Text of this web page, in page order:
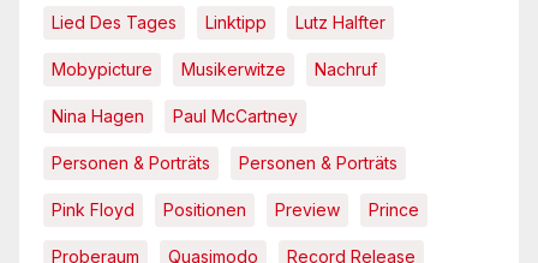
Lied Des Tages Linktipp Lutz Halfter
Mobypicture Musikerwitze Nachruf
Nina Hagen Paul McCartney
Personen & Porträts Personen & Porträts
Pink Floyd Positionen Preview Prince
Proberaum Quasimodo Record Release